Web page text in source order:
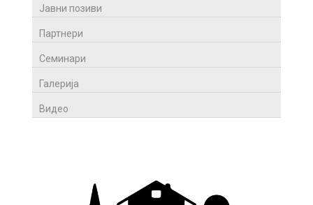
Јавни позиви
Партнери
Семинари
Галерија
Видео